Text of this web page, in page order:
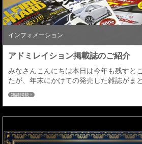
インフォメーション
アドミレイション掲載誌のご紹介
みなさんこんにちは本日は今年も残すと
たが、年末にかけての発売した雑誌がま
で今年、最終掲載誌をいっきにご紹介し
「ヴェルファイア＆アルファード」◆プ
ド◆ワゴニスト◆スタイルワゴンクラブ
毎年この時期に発刊されるヴェルファイ
ーお待ちかねのスタイルＲＶムック誌各
雑誌掲載